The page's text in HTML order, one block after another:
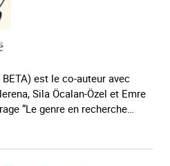
est le co-auteur avec
Sila Öcalan-Özel et Emre
“Le genre en recherche…